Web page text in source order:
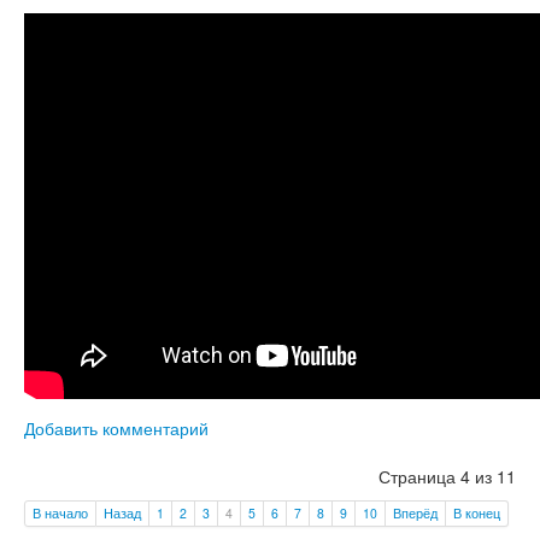
Добавить комментарий
Страница 4 из 11
В начало Назад 1 2 3 4 5 6 7 8 9 10 Вперёд В конец